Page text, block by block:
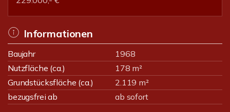
Informationen
Baujahr
1968
Nutzfläche (ca.)
178 m²
Grundstücksfläche (ca.)
2.119 m²
bezugsfrei ab
ab sofort